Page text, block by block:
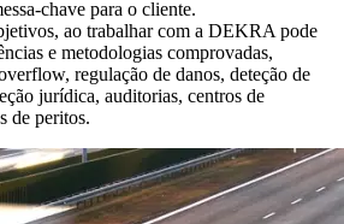
chave para o cliente.
ao trabalhar com a DEKRA pode
e metodologias comprovadas,
regulação de danos, deteção de
jurídica, auditorias, centros de
de peritos.